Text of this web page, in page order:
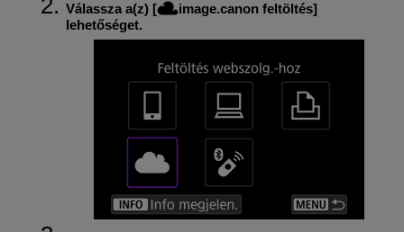
Válassza a(z) [ image.canon feltöltés]
lehetőséget.